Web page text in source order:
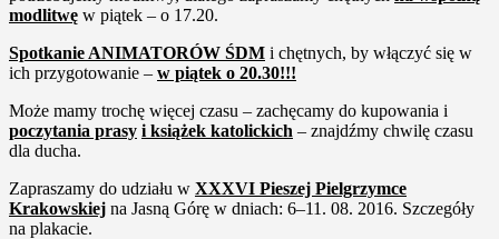
modlitwę w piątek – o 17.20.
Spotkanie ANIMATORÓW ŚDM i chętnych, by włączyć się w
ich przygotowanie – w piątek o 20.30!!!
Może mamy trochę więcej czasu – zachęcamy do kupowania i
poczytania prasy i książek katolickich – znajdźmy chwilę czasu
dla ducha.
Zapraszamy do udziału w XXXVI Pieszej Pielgrzymce
Krakowskiej na Jasną Górę w dniach: 6–11. 08. 2016. Szczegóły
na plakacie.